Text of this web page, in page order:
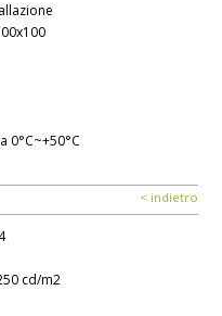
0°C~+50°C
< indietro
cd/m2